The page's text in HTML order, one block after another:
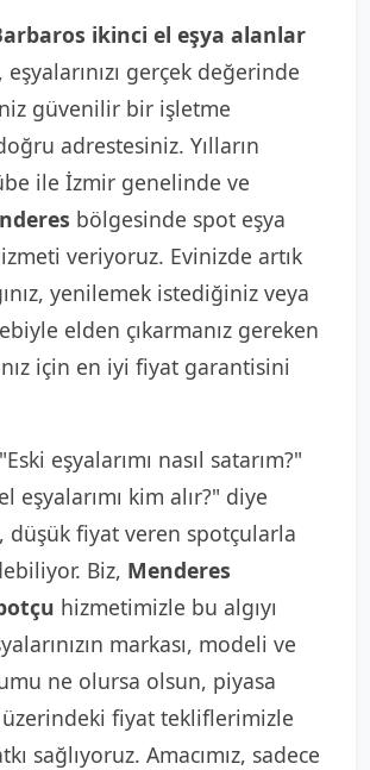
ikinci el eşya alanlar
eşyalarınızı gerçek değerinde
güvenilir bir işletme
adrestesiniz. Yılların
ile İzmir genelinde ve
bölgesinde spot eşya
veriyoruz. Evinizde artık
yenilemek istediğiniz veya
elden çıkarmanız gereken
için en iyi fiyat garantisini
eşyalarımı nasıl satarım?"
eşyalarımı kim alır?" diye
düşük fiyat veren spotçularla
Biz, Menderes
hizmetimizle bu algıyı
markası, modeli ve
ne olursa olsun, piyasa
üzerindeki fiyat tekliflerimizle
sağlıyoruz. Amacımız, sadece